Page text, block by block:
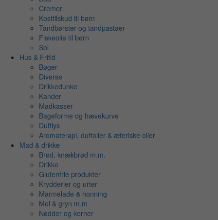
Cremer
Kosttilskud til børn
Tandbørster og tandpastaer
Fiskeolie til børn
Sol
Hus & Fritid
Bøger
Diverse
Drikkedunke
Kander
Madkasser
Bageforme og hævekurve
Duftlys
Aromaterapi, duftolier & æteriske olier
Mad & drikke
Brød, knækbrød m.m.
Drikke
Glutenfrie produkter
Krydderier og urter
Marmelade & honning
Mel & gryn m.m
Nødder og kerner